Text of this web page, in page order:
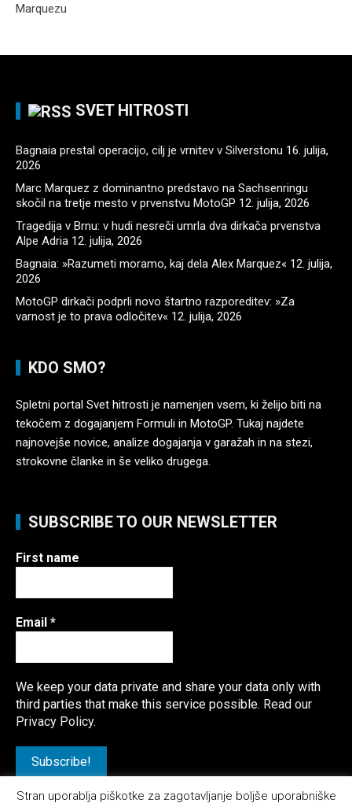
Marquezu
SVET HITROSTI
Bagnaia prestal operacijo, cilj je vrnitev v Silverstonu 16. julija,
2026
Marc Marquez z dominantno predstavo na Sachsenringu
skočil na tretje mesto v prvenstvu MotoGP 12. julija, 2026
Tragedija v Brnu: v hudi nesreči umrla dva dirkača prvenstva
Alpe Adria 12. julija, 2026
Bagnaia: »Razumeti moramo, kaj dela Alex Marquez« 12. julija,
2026
MotoGP dirkači podprli novo štartno razporeditev: »Za
varnost je to prava odločitev« 12. julija, 2026
KDO SMO?
Spletni portal Svet hitrosti je namenjen vsem, ki želijo biti na
tekočem z dogajanjem Formuli in MotoGP. Tukaj najdete
najnovejše novice, analize dogajanja v garažah in na stezi,
strokovne članke in še veliko drugega.
SUBSCRIBE TO OUR NEWSLETTER
First name
Email *
We keep your data private and share your data only with
third parties that make this service possible. Read our
Privacy Policy.
Stran uporablja piškotke za zagotavljanje boljše uporabniške